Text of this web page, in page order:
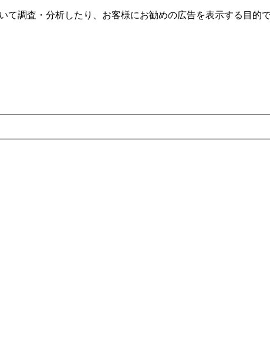
て調査・分析したり、お客様にお勧めの広告を表⽰する⽬的